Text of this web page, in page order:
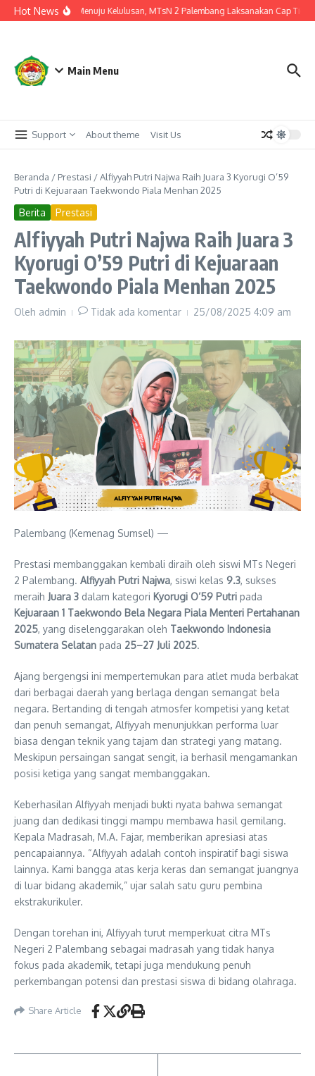
Lewati ke konten
Hot News
Langkah Akhir Menuju Kelulusan, MTsN 2 Palembang Laksanakan Cap Tiga
Main Menu
Support About theme Visit Us
Beranda / Prestasi /Alfiyyah Putri Najwa Raih Juara 3 Kyorugi O’59
Putri di Kejuaraan Taekwondo Piala Menhan 2025
Berita Prestasi
Alfiyyah Putri Najwa Raih Juara 3
Kyorugi O’59 Putri di Kejuaraan
Taekwondo Piala Menhan 2025
Oleh admin Tidak ada komentar 25/08/2025 4:09 am
Palembang (Kemenag Sumsel) —
Prestasi membanggakan kembali diraih oleh siswi MTs Negeri
2 Palembang. Alfiyyah Putri Najwa, siswi kelas 9.3, sukses
meraih Juara 3 dalam kategori Kyorugi O’59 Putri pada
Kejuaraan 1 Taekwondo Bela Negara Piala Menteri Pertahanan
2025, yang diselenggarakan oleh Taekwondo Indonesia
Sumatera Selatan pada 25–27 Juli 2025.
Ajang bergengsi ini mempertemukan para atlet muda berbakat
dari berbagai daerah yang berlaga dengan semangat bela
negara. Bertanding di tengah atmosfer kompetisi yang ketat
dan penuh semangat, Alfiyyah menunjukkan performa luar
biasa dengan teknik yang tajam dan strategi yang matang.
Meskipun persaingan sangat sengit, ia berhasil mengamankan
posisi ketiga yang sangat membanggakan.
Keberhasilan Alfiyyah menjadi bukti nyata bahwa semangat
juang dan dedikasi tinggi mampu membawa hasil gemilang.
Kepala Madrasah, M.A. Fajar, memberikan apresiasi atas
pencapaiannya. “Alfiyyah adalah contoh inspiratif bagi siswa
lainnya. Kami bangga atas kerja keras dan semangat juangnya
di luar bidang akademik,” ujar salah satu guru pembina
ekstrakurikuler.
Dengan torehan ini, Alfiyyah turut memperkuat citra MTs
Negeri 2 Palembang sebagai madrasah yang tidak hanya
fokus pada akademik, tetapi juga mendukung penuh
perkembangan potensi dan prestasi siswa di bidang olahraga.
Share Article